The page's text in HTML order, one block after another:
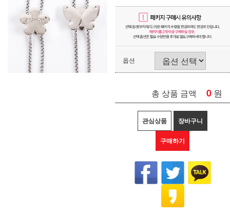
옵션
총 상품 금액 0 원
관심상품 장바구니
구매하기